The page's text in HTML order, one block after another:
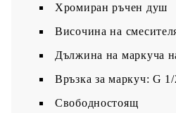
Хромиран ръчен душ
Височина на
Дължина на маркуча
Връзка за маркуч: G
Свободностоящ